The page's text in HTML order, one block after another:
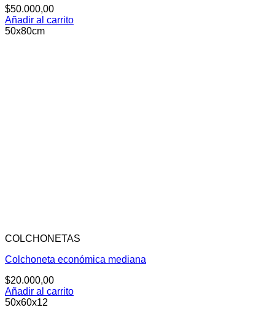
$50.000,00
Añadir al carrito
50x80cm
COLCHONETAS
Colchoneta económica mediana
$20.000,00
Añadir al carrito
50x60x12